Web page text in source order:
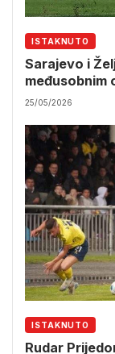
ISTAKNUTO
Sarajevo i
međusobnim
25/05/2026
ISTAKNUTO
Rudar